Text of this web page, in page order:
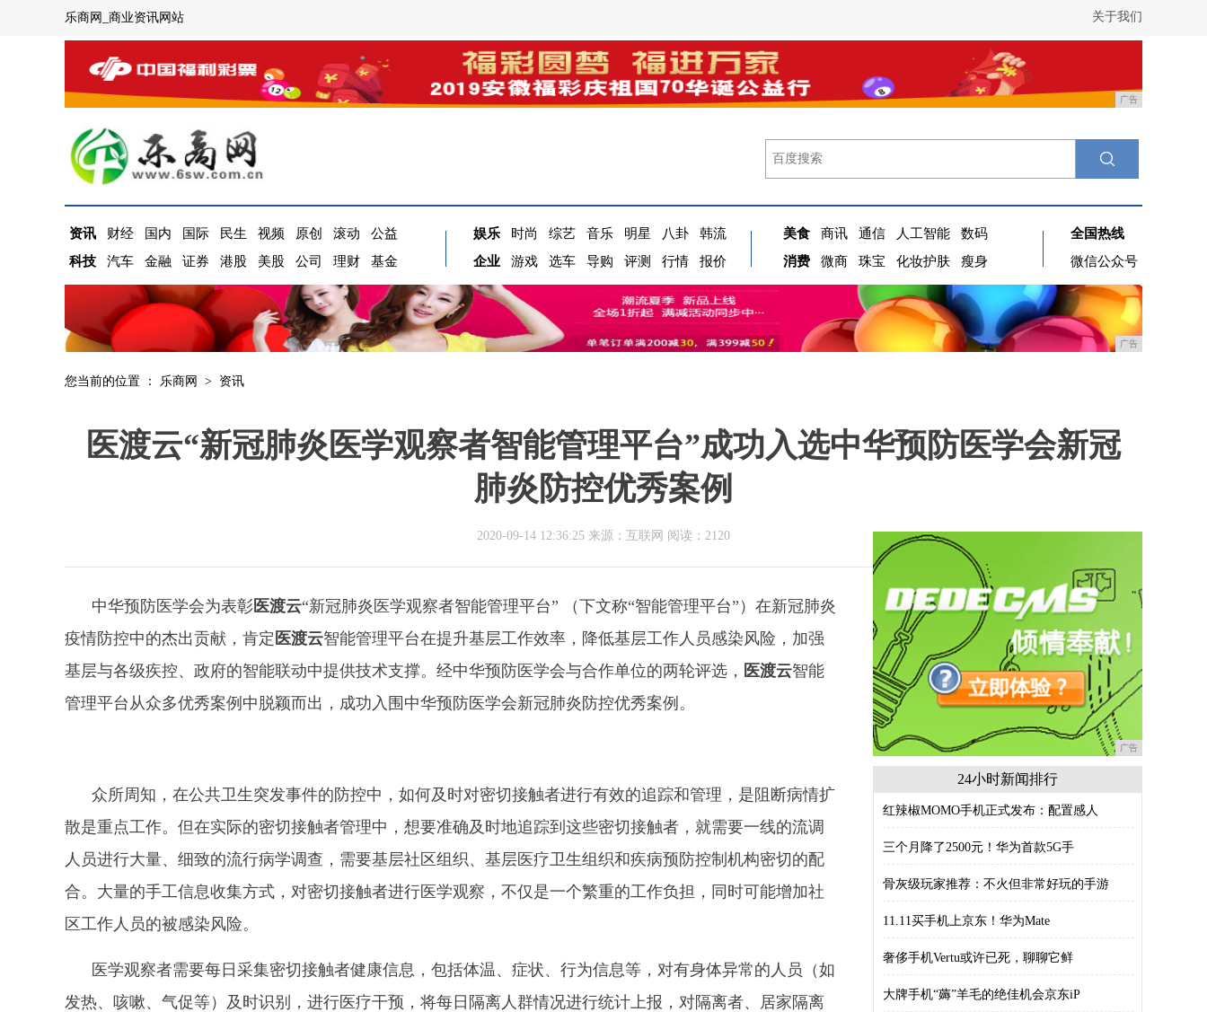
关于我们
乐商网_商业资讯网站
广告
资讯 财经 国内 国际 民生 视频 原创 滚动
公益
科技
汽车 金融 证券 港股 美股 公司 理财 基金
娱乐 时尚 综艺 音乐 明星 八卦
韩流
企业
游戏 选车 导购 评测 行情 报价
美食 商讯 通信 人工智能
数码
消费
微商 珠宝 化妆护肤 瘦身
全国热线
微信公众号
广告
您当前的位置 ： 乐商网 > 资讯
医渡云“新冠肺炎医学观察者智能管理平台”成功入选中华预防医学会新冠
肺炎防控优秀案例
2020-09-14 12:36:25 来源：互联网 阅读：2120
中华预防医学会为表彰 医渡云“新冠肺炎医学观察者智能管理平台” （下文称“智能管理平台”）在新冠肺炎
疫情防控中的杰出贡献，肯定 医渡云智能管理平台在提升基层工作效率，降低基层工作人员感染风险，加强
基层与各级疾控、政府的智能联动中提供技术支撑。经中华预防医学会与合作单位的两轮评选， 医渡云智能
管理平台从众多优秀案例中脱颖而出，成功入围中华预防医学会新冠肺炎防控优秀案例。
众所周知，在公共卫生突发事件的防控中，如何及时对密切接触者进行有效的追踪和管理，是阻断病情扩
散是重点工作。但在实际的密切接触者管理中，想要准确及时地追踪到这些密切接触者，就需要一线的流调
人员进行大量、细致的流行病学调查，需要基层社区组织、基层医疗卫生组织和疾病预防控制机构密切的配
合。大量的手工信息收集方式，对密切接触者进行医学观察，不仅是一个繁重的工作负担，同时可能增加社
区工作人员的被感染风险。
医学观察者需要每日采集密切接触者健康信息，包括体温、症状、行为信息等，对有身体异常的人员（如
发热、咳嗽、气促等）及时识别，进行医疗干预，将每日隔离人群情况进行统计上报，对隔离者、居家隔离
广告
24小时新闻排行
红辣椒MOMO手机正式发布：配置感人
三个月降了2500元！华为首款5G手
骨灰级玩家推荐：不火但非常好玩的手游
11.11买手机上京东！华为Mate
奢侈手机Vertu或许已死，聊聊它鲜
大牌手机“薅”羊毛的绝佳机会京东iP